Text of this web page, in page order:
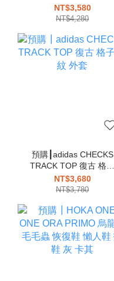
芭蕾舞鞋 瑪莉珍 全黑 黑
色 娃娃鞋
NT$3,580
NT$4,280
預購┃adidas CHECKS
TRACK TOP 復古 格子
格紋 外套
NT$3,680
NT$3,780